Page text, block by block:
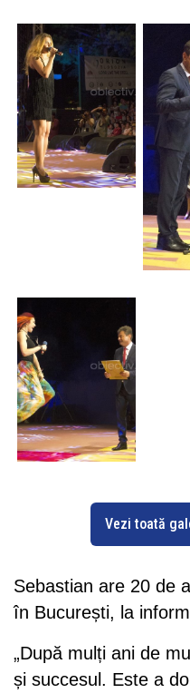
Vezi toată
Sebastian are 20 de
în București, la
„După mulți ani de
și succesul. Este a